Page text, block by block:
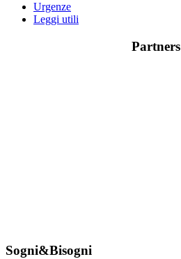
Urgenze
Leggi utili
Partners
Sogni&Bisogni